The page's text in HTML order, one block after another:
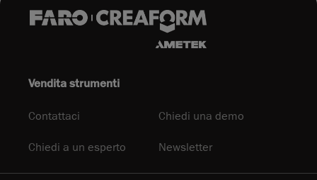
Vendita strumenti
Contattaci Chiedi una demo
Chiedi a un esperto Newsletter